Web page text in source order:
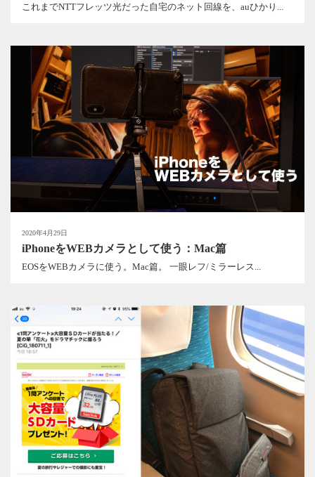
これまでNTTフレッツ光だった自宅のネット回線を、auひかり...
2020年4月29日
iPhoneをWEBカメラとして使う：Mac篇
EOSをWEBカメラに使う。Mac篇。 一眼レフ/ミラーレス...